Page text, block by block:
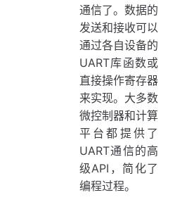
通信了。数据的
发送和接收可以
通过各自设备的
UART库函数或
直接操作寄存器
来实现。大多数
微控制器和计算
平台都提供了
UART通信的高
级API，简化了
编程过程。